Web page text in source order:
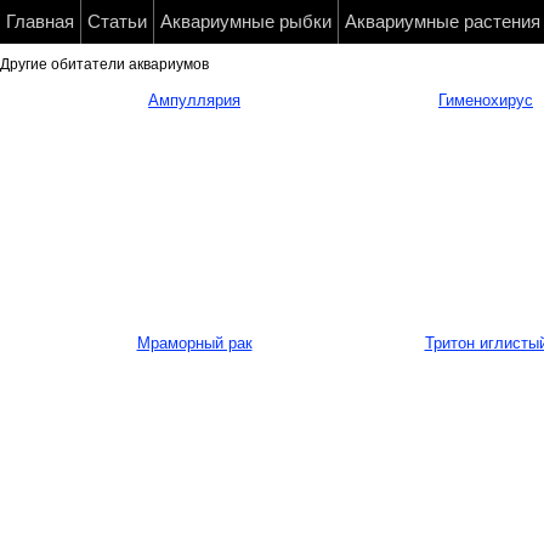
Главная Статьи Аквариумные рыбки Аквариумные растения
Другие обитатели аквариумов
Ампуллярия Гименохирус
Мраморный рак Тритон